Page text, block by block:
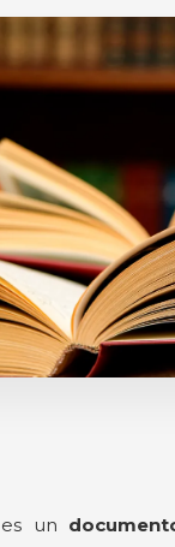
un